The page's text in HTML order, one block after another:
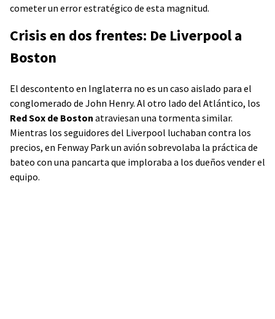
cometer un error estratégico de esta magnitud.
Crisis en dos frentes: De Liverpool a
Boston
El descontento en Inglaterra no es un caso aislado para el
conglomerado de John Henry. Al otro lado del Atlántico, los
Red Sox de Boston atraviesan una tormenta similar.
Mientras los seguidores del Liverpool luchaban contra los
precios, en Fenway Park un avión sobrevolaba la práctica de
bateo con una pancarta que imploraba a los dueños vender el
equipo.